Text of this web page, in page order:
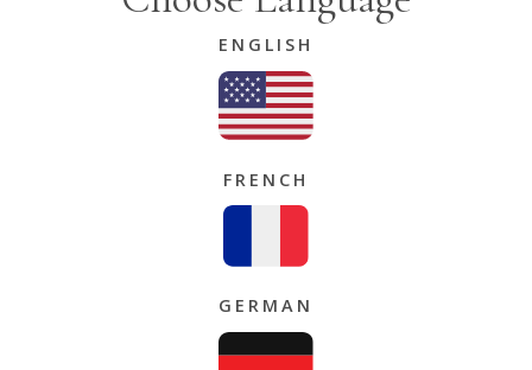
ENGLISH
FRENCH
GERMAN